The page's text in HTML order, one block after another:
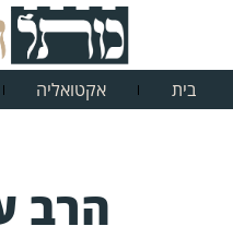
בית אקטואליה
הרב